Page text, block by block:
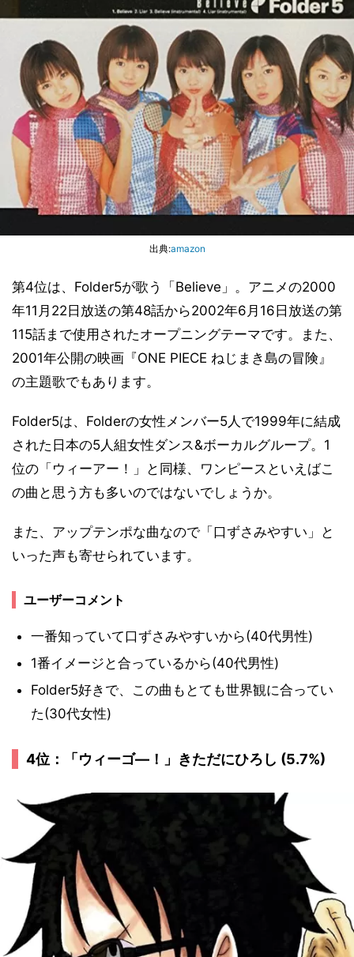
出典:amazon
第4位は、Folder5が歌う「Believe」。アニメの2000
年11月22日放送の第48話から2002年6月16日放送の第
115話まで使用されたオープニングテーマです。また、
2001年公開の映画『ONE PIECE ねじまき島の冒険』
の主題歌でもあります。
Folder5は、Folderの女性メンバー5人で1999年に結成
された日本の5人組女性ダンス&ボーカルグループ。1
位の「ウィーアー！」と同様、ワンピースといえばこ
の曲と思う方も多いのではないでしょうか。
また、アップテンポな曲なので「口ずさみやすい」と
いった声も寄せられています。
ユーザーコメント
一番知っていて口ずさみやすいから(40代男性)
1番イメージと合っているから(40代男性)
Folder5好きで、この曲もとても世界観に合ってい
た(30代女性)
4位：「ウィーゴ―！」きただにひろし (5.7%)